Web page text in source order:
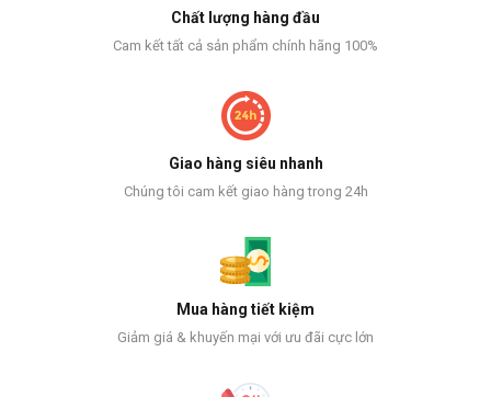
Chất lượng hàng đầu
Cam kết tất cả sản phẩm chính hãng 100%
Giao hàng siêu nhanh
Chúng tôi cam kết giao hàng trong 24h
Mua hàng tiết kiệm
Giảm giá & khuyến mại với ưu đãi cực lớn